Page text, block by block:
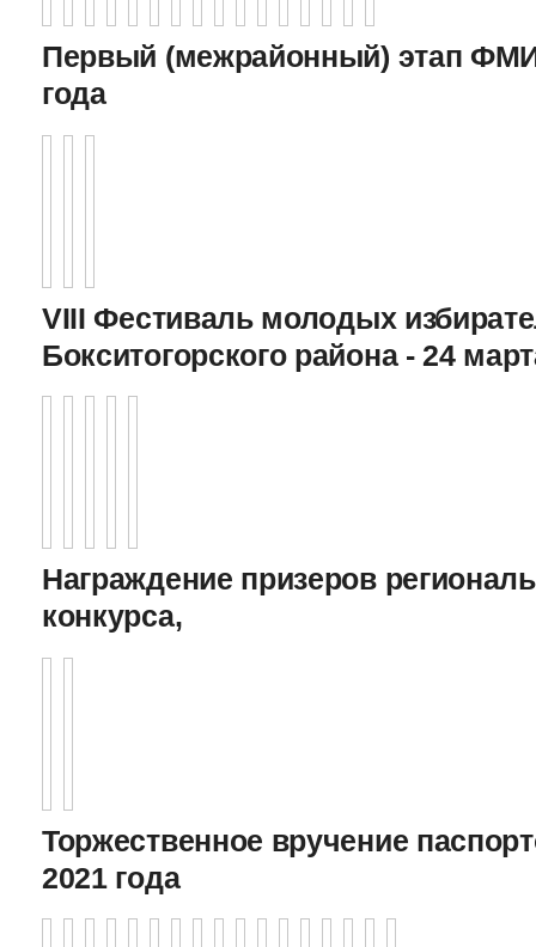
Первый (межрайонный) этап
года
VIII Фестиваль молодых
Бокситогорского района - 24
Награждение призеров
конкурса,
Торжественное вручение
2021 года